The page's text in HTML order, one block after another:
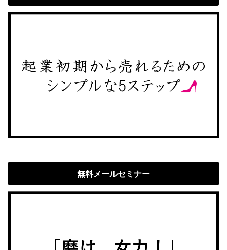
無料メールセミナー